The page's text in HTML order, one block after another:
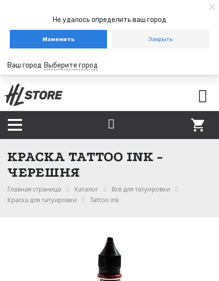
Не удалось определить ваш город
Изменить Закрыть
Ваш город Выберите город
КРАСКА TATTOO INK -
ЧЕРЕШНЯ
Главная страница Каталог
Всё для татуировки
Краска для татуировки
Tattoo ink